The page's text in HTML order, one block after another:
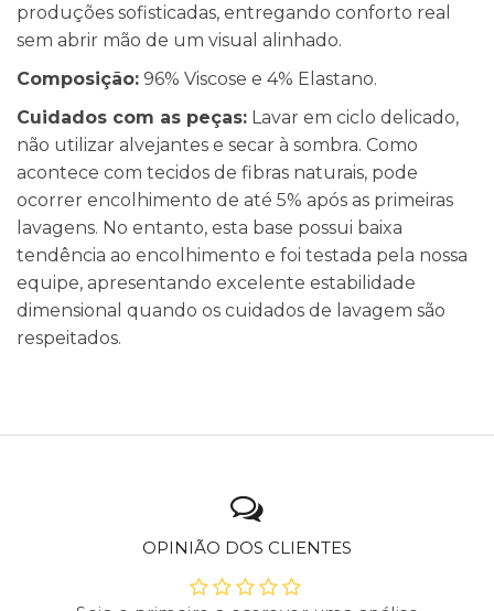
produções sofisticadas, entregando conforto real
sem abrir mão de um visual alinhado.
Composição: 96% Viscose e 4% Elastano.
Cuidados com as peças: Lavar em ciclo delicado,
não utilizar alvejantes e secar à sombra. Como
acontece com tecidos de fibras naturais, pode
ocorrer encolhimento de até 5% após as primeiras
lavagens. No entanto, esta base possui baixa
tendência ao encolhimento e foi testada pela nossa
equipe, apresentando excelente estabilidade
dimensional quando os cuidados de lavagem são
respeitados.
OPINIÃO DOS CLIENTES